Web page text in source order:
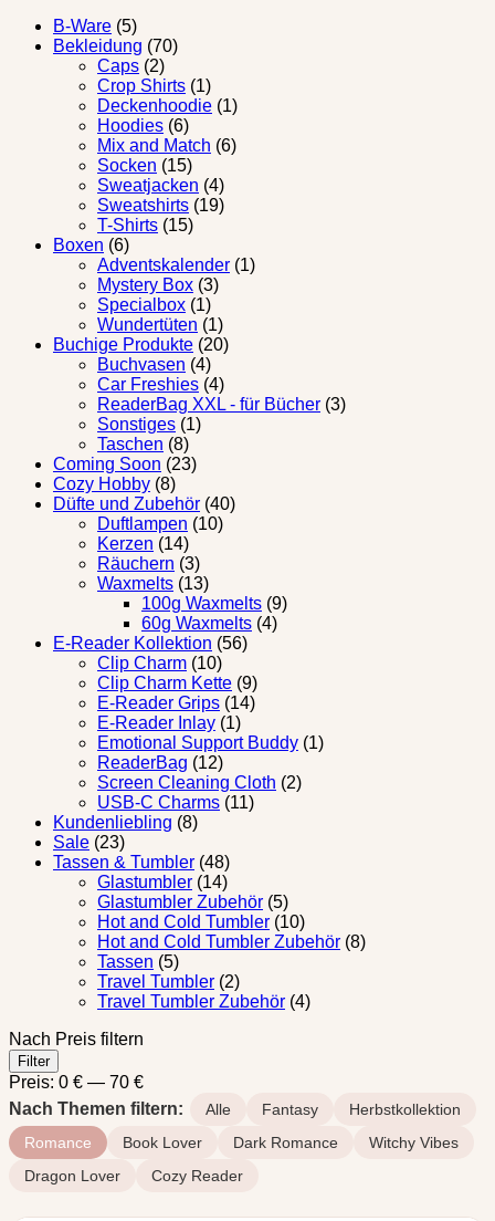
B-Ware (5)
Bekleidung (70)
Caps (2)
Crop Shirts (1)
Deckenhoodie (1)
Hoodies (6)
Mix and Match (6)
Socken (15)
Sweatjacken (4)
Sweatshirts (19)
T-Shirts (15)
Boxen (6)
Adventskalender (1)
Mystery Box (3)
Specialbox (1)
Wundertüten (1)
Buchige Produkte (20)
Buchvasen (4)
Car Freshies (4)
ReaderBag XXL - für Bücher (3)
Sonstiges (1)
Taschen (8)
Coming Soon (23)
Cozy Hobby (8)
Düfte und Zubehör (40)
Duftlampen (10)
Kerzen (14)
Räuchern (3)
Waxmelts (13)
100g Waxmelts (9)
60g Waxmelts (4)
E-Reader Kollektion (56)
Clip Charm (10)
Clip Charm Kette (9)
E-Reader Grips (14)
E-Reader Inlay (1)
Emotional Support Buddy (1)
ReaderBag (12)
Screen Cleaning Cloth (2)
USB-C Charms (11)
Kundenliebling (8)
Sale (23)
Tassen & Tumbler (48)
Glastumbler (14)
Glastumbler Zubehör (5)
Hot and Cold Tumbler (10)
Hot and Cold Tumbler Zubehör (8)
Tassen (5)
Travel Tumbler (2)
Travel Tumbler Zubehör (4)
Nach Preis filtern
Min.
Preis
Max.
Preis
Filter
Preis: 0 € — 70 €
Nach Themen filtern:
Alle Fantasy
Herbstkollektion
Romance
Book Lover Dark Romance
Witchy Vibes
Dragon Lover
Cozy Reader